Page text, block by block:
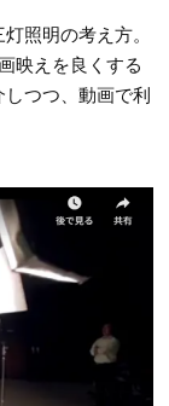
照明の考え方。
映えを良くする
つつ、動画で利